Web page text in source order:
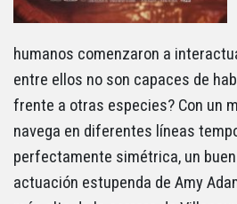
humanos comenzaron a
entre ellos no son capaces de
frente a otras especies? Con un
navega en diferentes líneas
perfectamente simétrica, un
actuación estupenda de Amy